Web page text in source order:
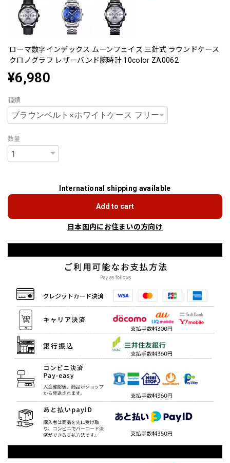
ローマ数字インデックス ムーンフェイズ 三針式 ラウンドケース
クロノグラフ レザーバンド腕時計 10color ZA0062
¥6,980
種類
数量
International shipping available
Add to cart
日本国内にお住まいの方向け